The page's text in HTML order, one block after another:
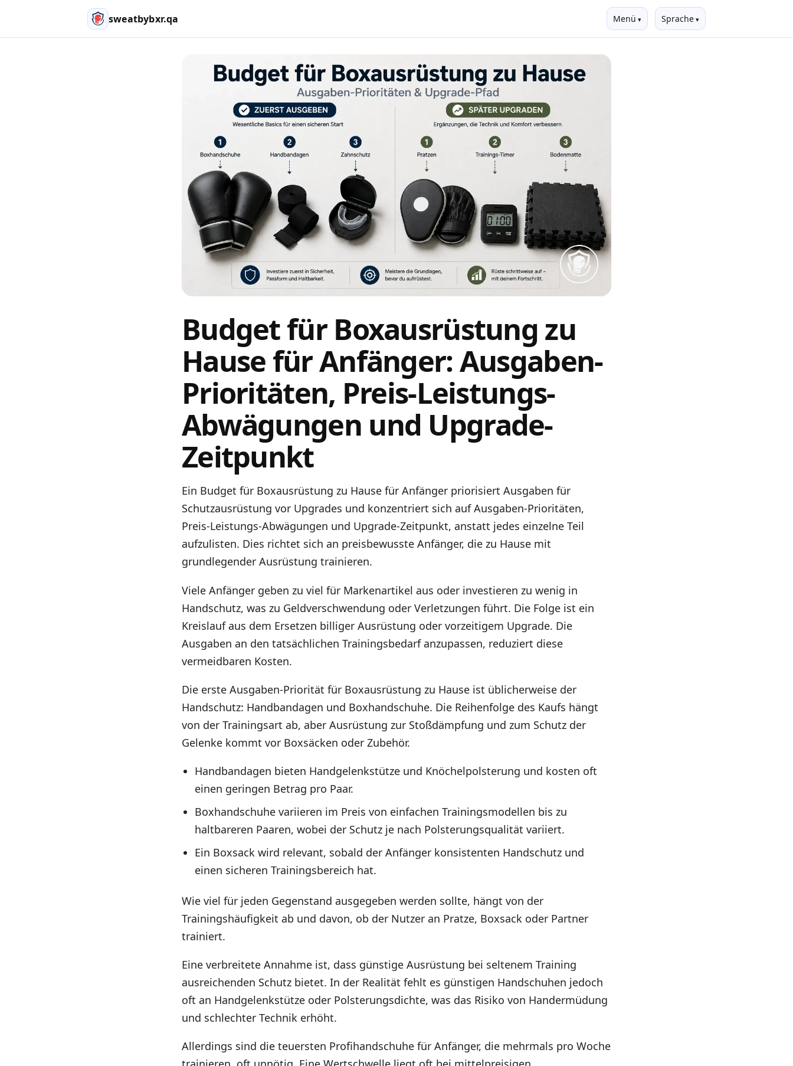
sweatbybxr.qa Menü Sprache
Budget für Boxausrüstung zu
Hause für Anfänger: Ausgaben-
Prioritäten, Preis-Leistungs-
Abwägungen und Upgrade-
Zeitpunkt
Ein Budget für Boxausrüstung zu Hause für Anfänger priorisiert Ausgaben für
Schutzausrüstung vor Upgrades und konzentriert sich auf Ausgaben-Prioritäten,
Preis-Leistungs-Abwägungen und Upgrade-Zeitpunkt, anstatt jedes einzelne Teil
aufzulisten. Dies richtet sich an preisbewusste Anfänger, die zu Hause mit
grundlegender Ausrüstung trainieren.
Viele Anfänger geben zu viel für Markenartikel aus oder investieren zu wenig in
Handschutz, was zu Geldverschwendung oder Verletzungen führt. Die Folge ist ein
Kreislauf aus dem Ersetzen billiger Ausrüstung oder vorzeitigem Upgrade. Die
Ausgaben an den tatsächlichen Trainingsbedarf anzupassen, reduziert diese
vermeidbaren Kosten.
Die erste Ausgaben-Priorität für Boxausrüstung zu Hause ist üblicherweise der
Handschutz: Handbandagen und Boxhandschuhe. Die Reihenfolge des Kaufs hängt
von der Trainingsart ab, aber Ausrüstung zur Stoßdämpfung und zum Schutz der
Gelenke kommt vor Boxsäcken oder Zubehör.
Handbandagen bieten Handgelenkstütze und Knöchelpolsterung und kosten oft
einen geringen Betrag pro Paar.
Boxhandschuhe variieren im Preis von einfachen Trainingsmodellen bis zu
haltbareren Paaren, wobei der Schutz je nach Polsterungsqualität variiert.
Ein Boxsack wird relevant, sobald der Anfänger konsistenten Handschutz und
einen sicheren Trainingsbereich hat.
Wie viel für jeden Gegenstand ausgegeben werden sollte, hängt von der
Trainingshäufigkeit ab und davon, ob der Nutzer an Pratze, Boxsack oder Partner
trainiert.
Eine verbreitete Annahme ist, dass günstige Ausrüstung bei seltenem Training
ausreichenden Schutz bietet. In der Realität fehlt es günstigen Handschuhen jedoch
oft an Handgelenkstütze oder Polsterungsdichte, was das Risiko von Handermüdung
und schlechter Technik erhöht.
Allerdings sind die teuersten Profihandschuhe für Anfänger, die mehrmals pro Woche